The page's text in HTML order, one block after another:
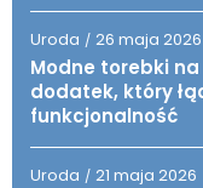
Uroda / 26 maja 2026
Modne torebki
dodatek, który
funkcjonalność
Uroda / 21 maja 2026